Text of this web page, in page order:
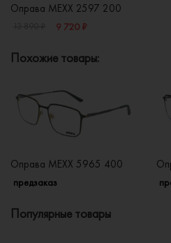
Оправа MEXX 2597 200
9 720 ₽
Похожие товары:
Оправа MEXX 5965 400
предзаказ
Популярные товары